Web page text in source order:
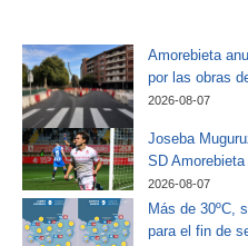
Amorebieta
por las obras
2026-08-07
Joseba
SD Amorebieta
2026-08-07
Más de 30ºC,
para el fin de